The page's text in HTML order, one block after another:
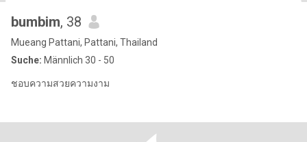
bumbim, 38
Mueang Pattani, Pattani, Thailand
Suche: Männlich 30 - 50
ชอบความสวยความงาม